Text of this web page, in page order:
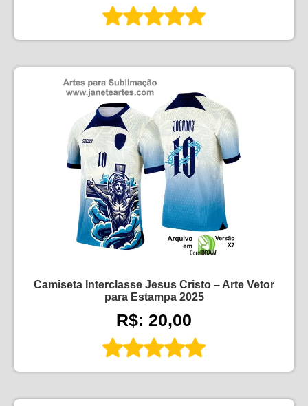
Camiseta Interclasse Jesus Cristo – Arte Vetor
para Estampa 2025
R$: 20,00